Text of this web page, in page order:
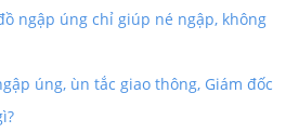
ngập úng chỉ giúp né ngập, không
úng, ùn tắc giao thông, Giám đốc